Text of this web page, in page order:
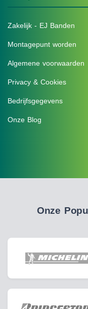
Zakelijk - EJ Banden
Montagepunt worden
Algemene voorwaarden
Privacy & Cookies
Bedrijfsgegevens
Onze Blog
Onze